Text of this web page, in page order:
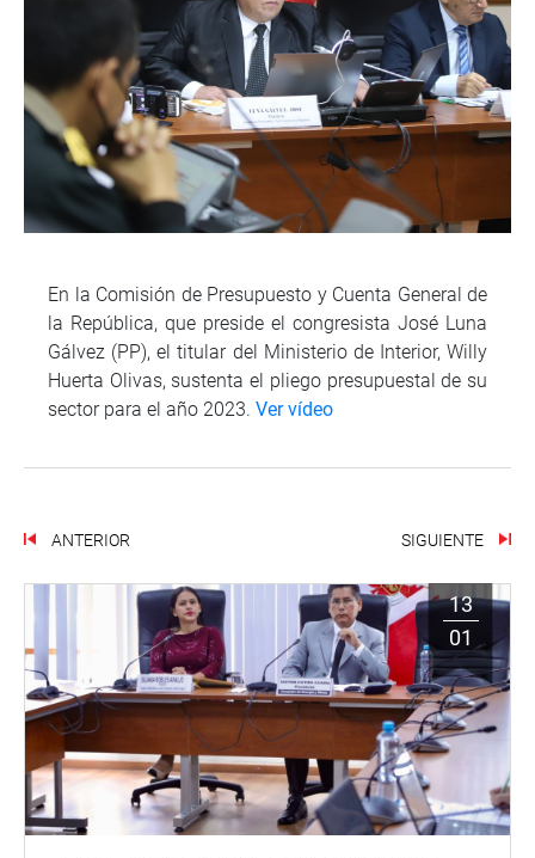
En la Comisión de Presupuesto y Cuenta General de
la República, que preside el congresista José Luna
Gálvez (PP), el titular del Ministerio de Interior, Willy
Huerta Olivas, sustenta el pliego presupuestal de su
sector para el año 2023. Ver vídeo
ANTERIOR SIGUIENTE
13
01